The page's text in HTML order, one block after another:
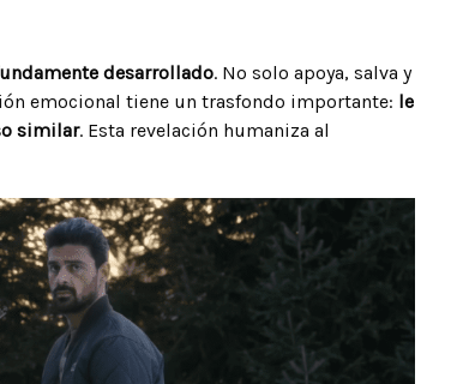
desarrollado. No solo apoya, salva y
emocional tiene un trasfondo importante: le
similar. Esta revelación humaniza al